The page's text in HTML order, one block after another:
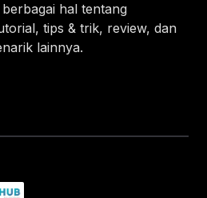
hal tentang
tips & trik, review, dan
lainnya.